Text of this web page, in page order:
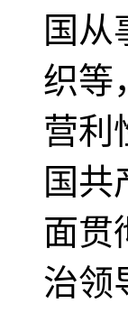
国从
织等
营利
国共
面贯
治领